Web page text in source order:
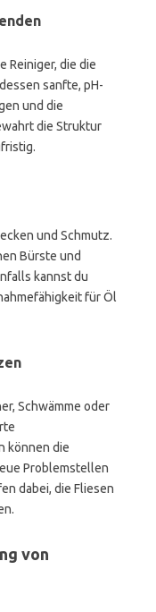
Reiniger, die die
sanfte, pH-
und die
die Struktur
und Schmutz.
Bürste und
kannst du
für Öl
Schwämme oder
können die
Problemstellen
dabei, die Fliesen
von